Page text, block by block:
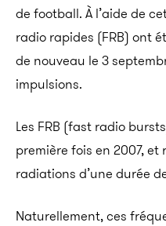
de football. À l’aide de
radio rapides (FRB) ont
de nouveau le 3
impulsions.
Les FRB (fast radio
première fois en 2007,
radiations d’une durée
Naturellement, ces